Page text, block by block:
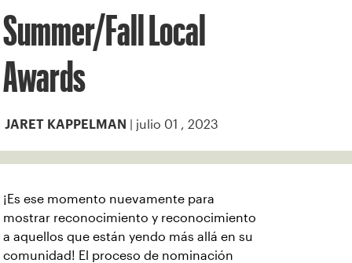
Summer/Fall Local
Awards
JARET KAPPELMAN | julio 01 , 2023
¡Es ese momento nuevamente para
mostrar reconocimiento y reconocimiento
a aquellos que están yendo más allá en su
comunidad! El proceso de nominación